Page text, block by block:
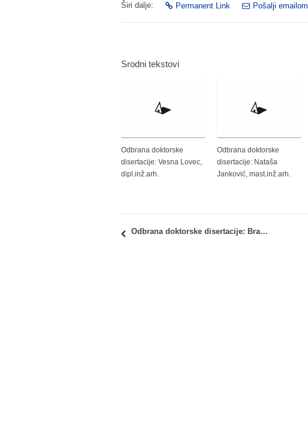
Širi dalje: Permanent Link Pošalji emailom
Srodni tekstovi
Odbrana doktorske
disertacije: Vesna Lovec,
dipl.inž.arh.
Odbrana doktorske
disertacije: Nataša
Janković, mast.inž.arh.
Odbrana doktorske disertacije: Branko Burmaz, dipl.inž.arh.